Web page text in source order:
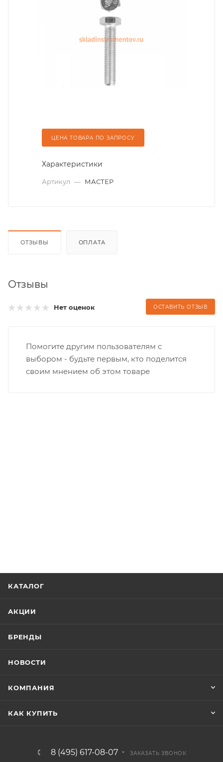
ЦЕНА ТОВАРА ПО ЗАПРОСУ
Характеристики
Артикул — МАСТЕР
ОТЗЫВЫ ОПЛАТА
Отзывы
Нет оценок ОСТАВИТЬ ОТЗЫВ
Помогите другим пользователям с
выбором - будьте первым, кто поделится
своим мнением об этом товаре
КАТАЛОГ
АКЦИИ
БРЕНДЫ
НОВОСТИ
КОМПАНИЯ
КАК КУПИТЬ
8 (495) 617-08-07 ЗАКАЗАТЬ ЗВОНОК